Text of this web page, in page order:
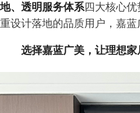
地、透明服务体系四大核心
重设计落地的品质用户，嘉
选择嘉蓝广美，让理想家